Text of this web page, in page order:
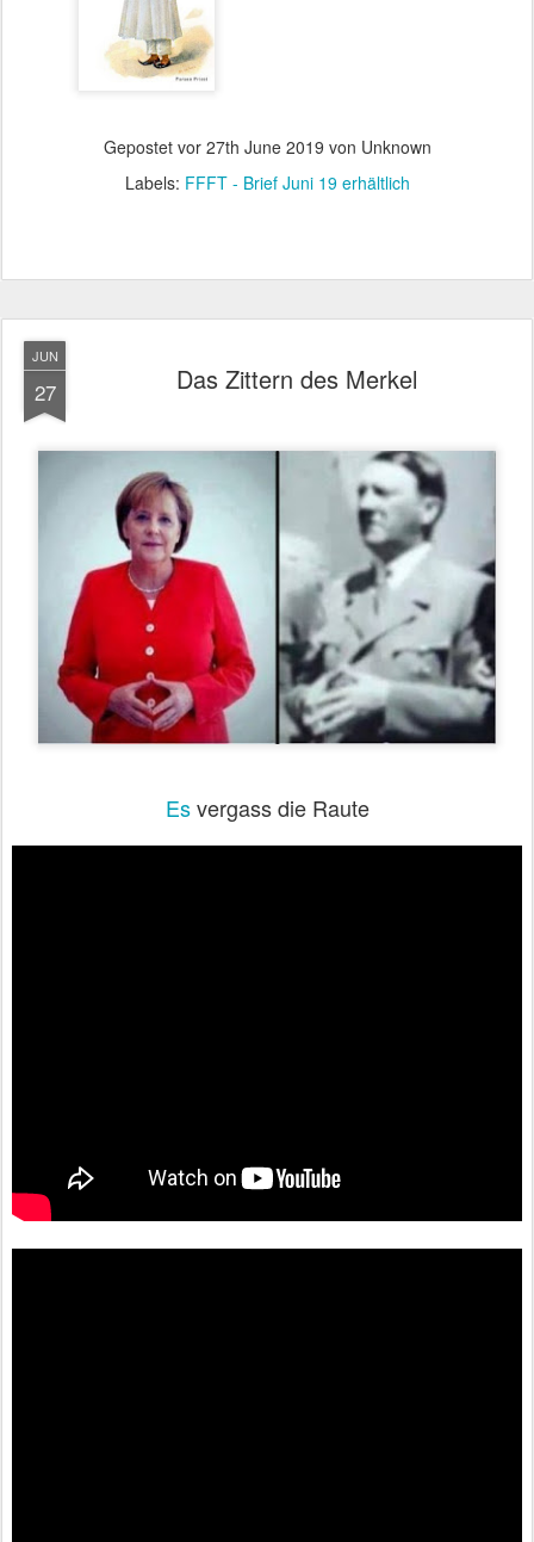
Gepostet vor 27th June 2019 von Unknown
Labels: FFFT - Brief Juni 19 erhältlich
JUN
27 Das Zittern des Merkel
Esvergass die Raute